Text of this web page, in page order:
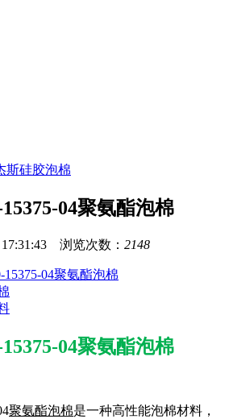
斯硅胶泡棉
04聚氨酯泡棉
浏览次数： 2148
04聚氨酯泡棉
聚氨酯泡棉是一种高性能泡棉材料，